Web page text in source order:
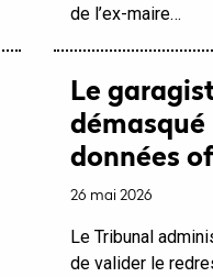
de l’ex-maire…
Le
démasqué
données
26 mai 2026
Le Tribunal
de valider le